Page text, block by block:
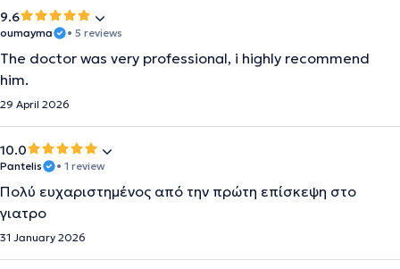
9.6
oumayma • 5 reviews
The doctor was very professional, i highly recommend
him.
29 April 2026
10.0
Pantelis • 1 review
Πολύ ευχαριστημένος από την πρώτη επίσκεψη στο
γιατρο
31 January 2026